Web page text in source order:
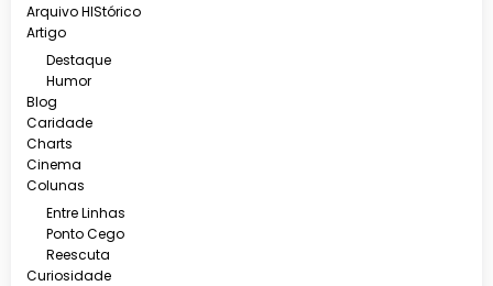
Arquivo HIStórico
Artigo
Destaque
Humor
Blog
Caridade
Charts
Cinema
Colunas
Entre Linhas
Ponto Cego
Reescuta
Curiosidade